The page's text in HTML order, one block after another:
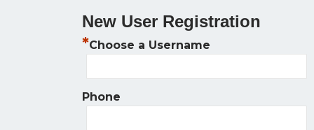
New User Registration
Choose a Username
*
Phone